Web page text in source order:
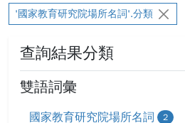
'國家教育研究院場所名詞'.分類
查詢結果分類
雙語詞彙
國家教育研究院場所名詞 2